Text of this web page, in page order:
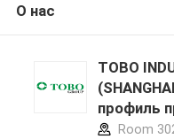
О нас
TOBO
профиль
Room